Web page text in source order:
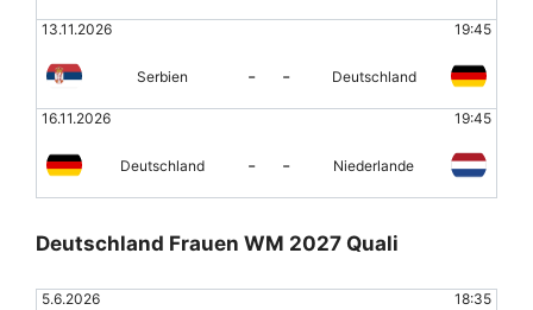
13.11.2026 19:45
Serbien - - Deutschland
16.11.2026 19:45
Deutschland - - Niederlande
Deutschland Frauen WM 2027 Quali
5.6.2026 18:35